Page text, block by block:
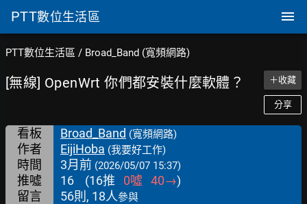
PTT數位生活區
PTT數位生活區 / Broad_Band (寬頻網路)
[無線] OpenWrt 你們都安裝什麼軟體？ ＋收藏
分享
看板 Broad_Band (寬頻網路)
作者 EijiHoba (我要好工作)
時間 3月前 (2026/05/07 15:37)
推噓 16 (16推 0噓 40→)
留言
56則, 18人參與